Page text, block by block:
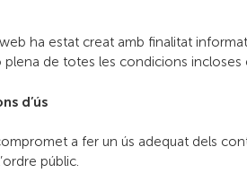
ha estat creat amb finalitat
plena de totes les condicions incloses
d’ús
a fer un ús adequat dels
públic.